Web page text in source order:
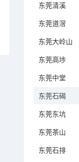
东莞清溪
东莞道滘
东莞大岭山
东莞高埗
东莞中堂
东莞石碣
东莞东坑
东莞茶山
东莞石排